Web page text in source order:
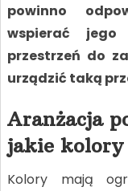
powinno
wspierać
przestrzeń do
urządzić taką
Aranżacja
jakie kolory
Kolory mają